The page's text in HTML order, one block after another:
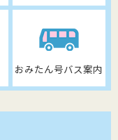
おみたん号バス案内